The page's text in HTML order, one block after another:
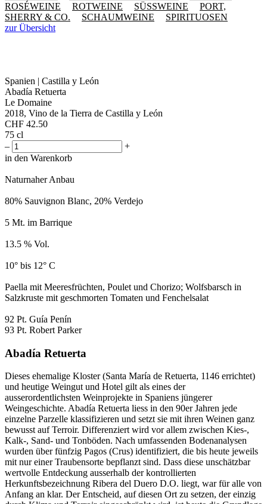
ROSÉWEINE
ROTWEINE SÜSSWEINE
PORT,
SHERRY & CO.
SCHAUMWEINE
SPIRITUOSEN
zur Übersicht
Spanien | Castilla y León
Abadía Retuerta
Le Domaine
2018, Vino de la Tierra de Castilla y León
CHF 42.50
75 cl
–
+
in den Warenkorb
Naturnaher Anbau
80% Sauvignon Blanc, 20% Verdejo
5 Mt. im Barrique
13.5 % Vol.
10° bis 12° C
Paella mit Meeresfrüchten, Poulet und Chorizo; Wolfsbarsch in
Salzkruste mit geschmorten Tomaten und Fenchelsalat
92 Pt. Guía Penín
93 Pt. Robert Parker
Abadía Retuerta
Dieses ehemalige Kloster (Santa María de Retuerta, 1146 errichtet)
und heutige Weingut und Hotel gilt als eines der
ausserordentlichsten Weinprojekte in Spaniens jüngerer
Weingeschichte. Abadía Retuerta liess in den 90er Jahren jede
einzelne Parzelle klassifizieren und setzt sie mit ihren Weinen ganz
bewusst auf Terroir. Differenziert wird vor allem zwischen Kies-,
Kalk-, Sand- und Tonböden. Nach umfassenden Bodenanalysen
wurden über fünfzig Pagos (Crus) identifiziert, die bis heute jeweils
mit nur einer Traubensorte bepflanzt sind. Dass diese unschätzbar
wertvolle Entdeckung ausserhalb der kontrollierten
Herkunftsbezeichnung Ribera del Duero D.O. liegt, war für alle von
Anfang an klar. Der Entscheid, auf diesen Ort zu setzen, der einzig